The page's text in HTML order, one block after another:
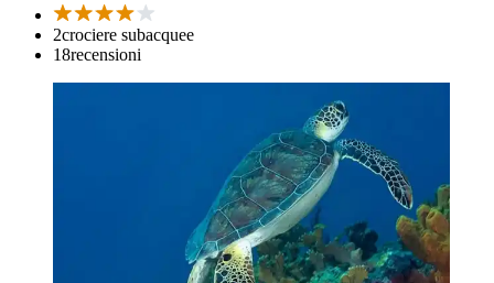
2crociere subacquee
18recensioni